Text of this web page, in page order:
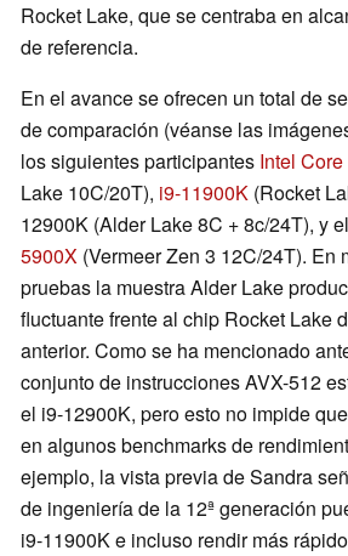
Rocket Lake, que se centraba en
de referencia.
En el avance se ofrecen un total de
de comparación (véanse las
los siguientes participantes Intel
Lake 10C/20T), i9-11900K (Rocket
12900K (Alder Lake 8C + 8c/24T), y el
5900X (Vermeer Zen 3 12C/24T). En
pruebas la muestra Alder Lake
fluctuante frente al chip Rocket Lake
anterior. Como se ha mencionado
conjunto de instrucciones AVX-512
el i9-12900K, pero esto no impide
en algunos benchmarks de
ejemplo, la vista previa de Sandra
de ingeniería de la 12ª generación
i9-11900K e incluso rendir más